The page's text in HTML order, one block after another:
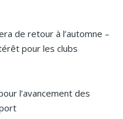
de retour à l’automne –
pour les clubs
l’avancement des